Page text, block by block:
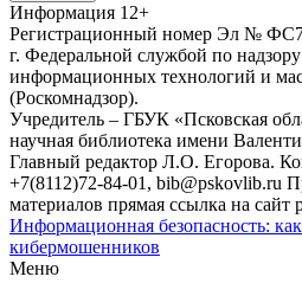
Информация 12+
Регистрационный номер Эл №
г. Федеральной службой по надзору
информационных технологий и
(Роскомнадзор).
Учредитель – ГБУК «Псковская
научная библиотека имени
Главный редактор Л.О. Егорова.
+7(8112)72-84-01, bib@pskovlib.ru
материалов прямая ссылка на сайт
Информационная безопасность:
кибермошенников
Меню